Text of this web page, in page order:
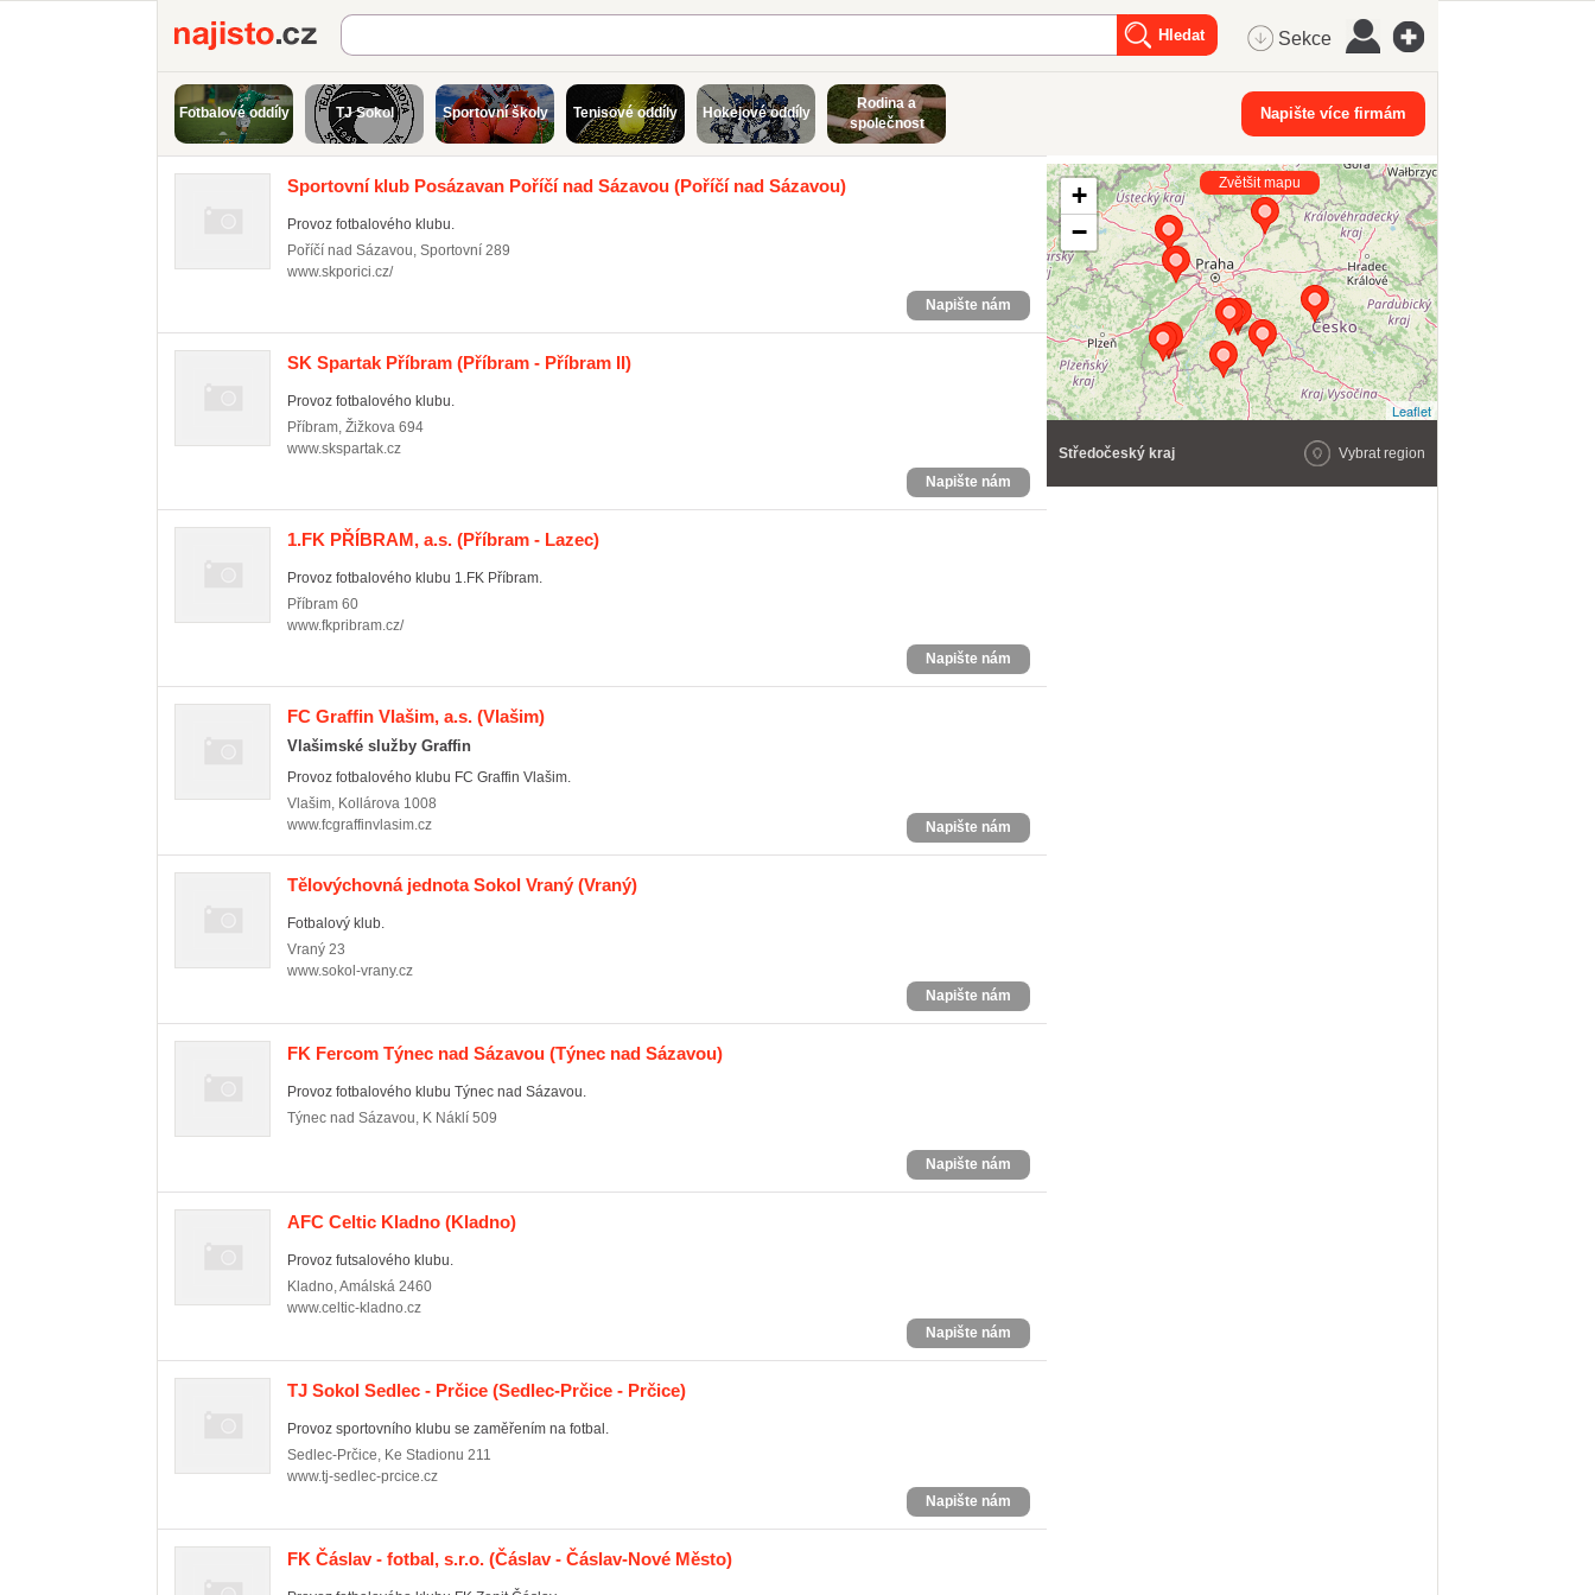
Najisto.cz Sekce
Fotbalové oddíly TJ Sokol Sportovní školy Tenisové oddíly Hokejové oddíly
Rodina a
společnost
Napište více firmám
Sportovní klub Posázavan Poříčí nad Sázavou (Poříčí nad Sázavou)
Provoz fotbalového klubu.
Poříčí nad Sázavou, Sportovní 289
www.skporici.cz/
Napište nám
SK Spartak Příbram (Příbram - Příbram II)
Provoz fotbalového klubu.
Příbram, Žižkova 694
www.skspartak.cz
Napište nám
1.FK PŘÍBRAM, a.s. (Příbram - Lazec)
Provoz fotbalového klubu 1.FK Příbram.
Příbram 60
www.fkpribram.cz/
Napište nám
FC Graffin Vlašim, a.s. (Vlašim)
Vlašimské služby Graffin
Provoz fotbalového klubu FC Graffin Vlašim.
Vlašim, Kollárova 1008
www.fcgraffinvlasim.cz
Napište nám
Tělovýchovná jednota Sokol Vraný (Vraný)
Fotbalový klub.
Vraný 23
www.sokol-vrany.cz
Napište nám
FK Fercom Týnec nad Sázavou (Týnec nad Sázavou)
Provoz fotbalového klubu Týnec nad Sázavou.
Týnec nad Sázavou, K Náklí 509
Napište nám
AFC Celtic Kladno (Kladno)
Provoz futsalového klubu.
Kladno,Amálská 2460
www.celtic-kladno.cz
Napište nám
TJ Sokol Sedlec - Prčice (Sedlec-Prčice - Prčice)
Provoz sportovního klubu se zaměřením na fotbal.
Sedlec-Prčice, Ke Stadionu 211
www.tj-sedlec-prcice.cz
Napište nám
FK Čáslav - fotbal, s.r.o. (Čáslav - Čáslav-Nové Město)
+
−
Leaflet
Zvětšit mapu
Středočeský kraj Vybrat region